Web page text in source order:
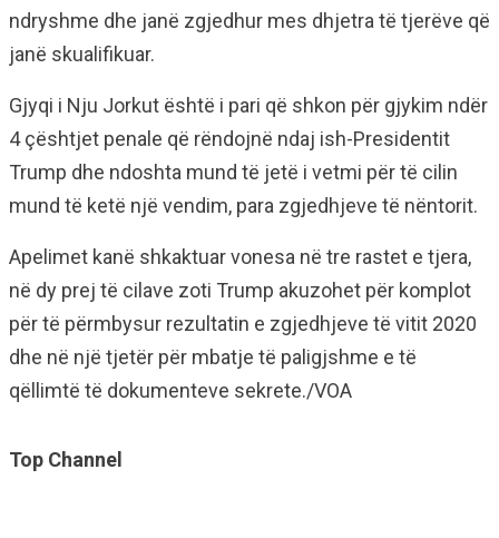
ndryshme dhe janë zgjedhur mes dhjetra të tjerëve që
janë skualifikuar.
Gjyqi i Nju Jorkut është i pari që shkon për gjykim ndër
4 çështjet penale që rëndojnë ndaj ish-Presidentit
Trump dhe ndoshta mund të jetë i vetmi për të cilin
mund të ketë një vendim, para zgjedhjeve të nëntorit.
Apelimet kanë shkaktuar vonesa në tre rastet e tjera,
në dy prej të cilave zoti Trump akuzohet për komplot
për të përmbysur rezultatin e zgjedhjeve të vitit 2020
dhe në një tjetër për mbatje të paligjshme e të
qëllimtë të dokumenteve sekrete./VOA
Top Channel